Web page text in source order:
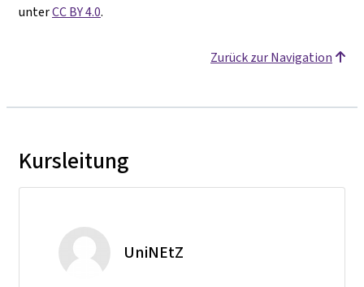
unterCC BY 4.0.
Zurück zur Navigation
Kursleitung
UniNEtZ